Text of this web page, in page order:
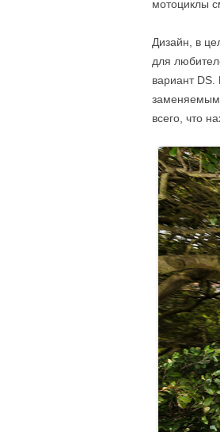
мотоциклы
Дизайн, в
для
вариант
всего, что